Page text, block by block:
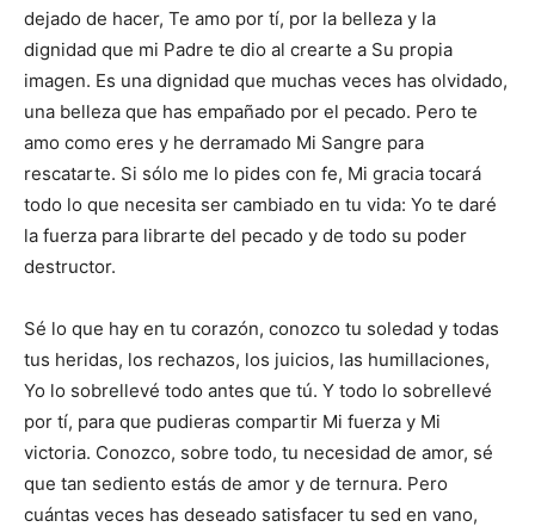
dejado de hacer, Te amo por tí, por la belleza y la
dignidad que mi Padre te dio al crearte a Su propia
imagen. Es una dignidad que muchas veces has olvidado,
una belleza que has empañado por el pecado. Pero te
amo como eres y he derramado Mi Sangre para
rescatarte. Si sólo me lo pides con fe, Mi gracia tocará
todo lo que necesita ser cambiado en tu vida: Yo te daré
la fuerza para librarte del pecado y de todo su poder
destructor.
Sé lo que hay en tu corazón, conozco tu soledad y todas
tus heridas, los rechazos, los juicios, las humillaciones,
Yo lo sobrellevé todo antes que tú. Y todo lo sobrellevé
por tí, para que pudieras compartir Mi fuerza y Mi
victoria. Conozco, sobre todo, tu necesidad de amor, sé
que tan sediento estás de amor y de ternura. Pero
cuántas veces has deseado satisfacer tu sed en vano,